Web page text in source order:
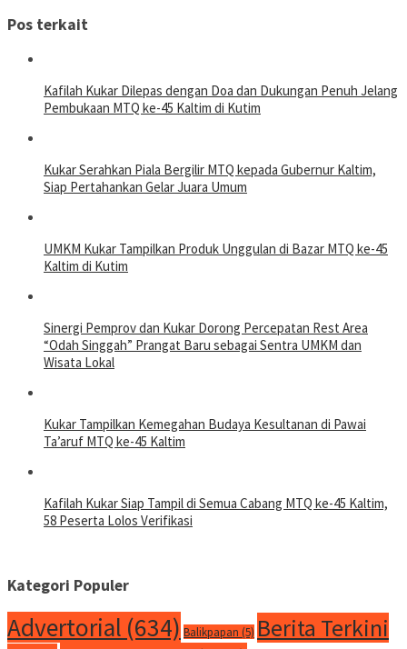
Pos terkait
Kafilah Kukar Dilepas dengan Doa dan Dukungan Penuh Jelang
Pembukaan MTQ ke-45 Kaltim di Kutim
Kukar Serahkan Piala Bergilir MTQ kepada Gubernur Kaltim,
Siap Pertahankan Gelar Juara Umum
UMKM Kukar Tampilkan Produk Unggulan di Bazar MTQ ke-45
Kaltim di Kutim
Sinergi Pemprov dan Kukar Dorong Percepatan Rest Area
“Odah Singgah” Prangat Baru sebagai Sentra UMKM dan
Wisata Lokal
Kukar Tampilkan Kemegahan Budaya Kesultanan di Pawai
Ta’aruf MTQ ke-45 Kaltim
Kafilah Kukar Siap Tampil di Semua Cabang MTQ ke-45 Kaltim,
58 Peserta Lolos Verifikasi
Kategori Populer
Advertorial (634) Balikpapan (5) Berita Terkini